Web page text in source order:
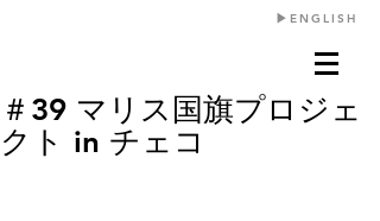
​▶︎ENGLISH
＃39 マリス国旗プロジェ
クト in チェコ